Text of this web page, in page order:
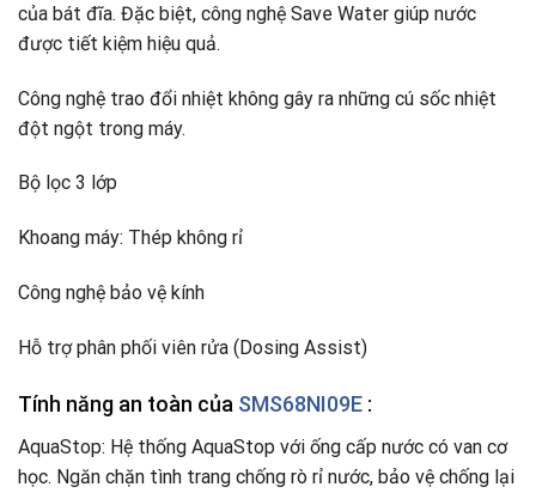
của bát đĩa. Đặc biệt, công nghệ Save Water giúp nước
được tiết kiệm hiệu quả.
Công nghệ trao đổi nhiệt không gây ra những cú sốc nhiệt
đột ngột trong máy.
Bộ lọc 3 lớp
Khoang máy: Thép không rỉ
Công nghệ bảo vệ kính
Hỗ trợ phân phối viên rửa (Dosing Assist)
Tính năng an toàn của SMS68NI09E :
AquaStop: Hệ thống AquaStop với ống cấp nước có van cơ
học. Ngăn chặn tình trang chống rò rỉ nước, bảo vệ chống lại